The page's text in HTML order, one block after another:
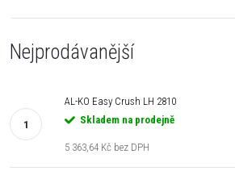
Nejprodávanější
AL-KO Easy Crush LH 2810
Skladem na prodejně
5 363,64 Kč bez DPH